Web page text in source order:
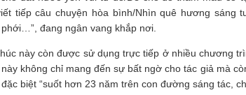
tiếp câu chuyện hòa bình/Nhìn quê hương
đang ngân vang khắp nơi.
này còn được sử dụng trực tiếp ở nhiều chương
không chỉ mang đến sự bất ngờ cho tác giả mà
biệt “suốt hơn 23 năm trên con đường sáng tác,